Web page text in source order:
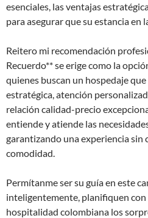
esenciales, las ventajas
para asegurar que su estancia en
Reitero mi recomendación
Recuerdo** se erige como la
quienes buscan un hospedaje
estratégica, atención
relación calidad-precio
entiende y atiende las
garantizando una experiencia sin
comodidad.
Permítanme ser su guía en este
inteligentemente, planifiquen
hospitalidad colombiana los